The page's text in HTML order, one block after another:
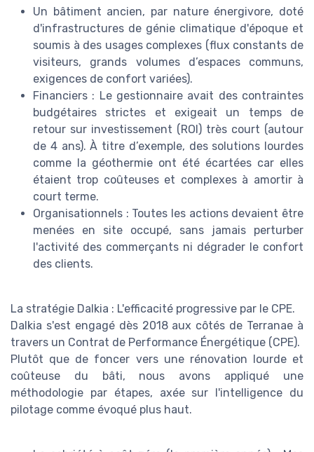
Un bâtiment ancien, par nature énergivore, doté
d'infrastructures de génie climatique d'époque et
soumis à des usages complexes (flux constants de
visiteurs, grands volumes d’espaces communs,
exigences de confort variées).
Financiers : Le gestionnaire avait des contraintes
budgétaires strictes et exigeait un temps de
retour sur investissement (ROI) très court (autour
de 4 ans). À titre d’exemple, des solutions lourdes
comme la géothermie ont été écartées car elles
étaient trop coûteuses et complexes à amortir à
court terme.
Organisationnels : Toutes les actions devaient être
menées en site occupé, sans jamais perturber
l'activité des commerçants ni dégrader le confort
des clients.
La stratégie Dalkia : L'efficacité progressive par le CPE.
Dalkia s'est engagé dès 2018 aux côtés de Terranae à
travers un Contrat de Performance Énergétique (CPE).
Plutôt que de foncer vers une rénovation lourde et
coûteuse du bâti, nous avons appliqué une
méthodologie par étapes, axée sur l'intelligence du
pilotage comme évoqué plus haut.